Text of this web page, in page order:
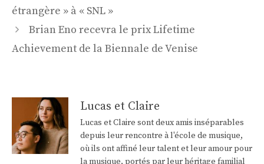
des
articles
étrangère » à « SNL »
Brian Eno recevra le prix Lifetime
Achievement de la Biennale de Venise
Lucas et Claire
Lucas et Claire sont deux amis inséparables
depuis leur rencontre à l'école de musique,
où ils ont affiné leur talent et leur amour pour
la musique, portés par leur héritage familial